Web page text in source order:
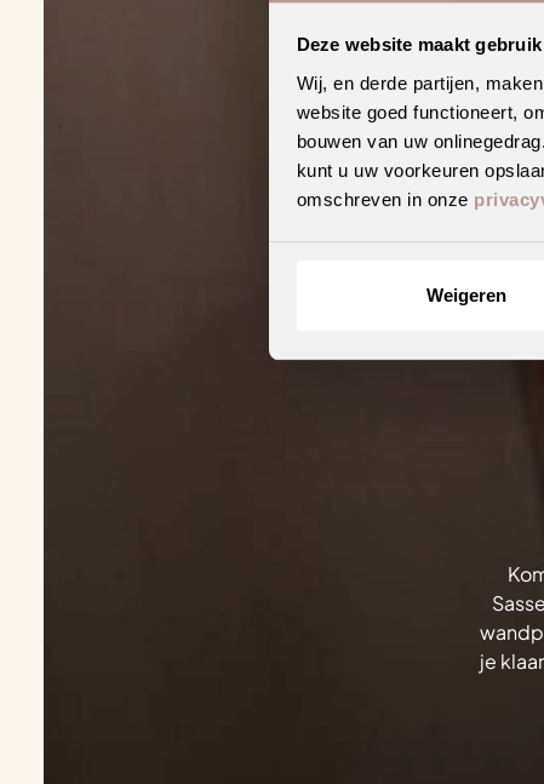
Deze website maakt
Wij, en derde partijen,
website goed functioneert,
bouwen van uw
kunt u uw voorkeuren
omschreven in onze
Weigeren
je